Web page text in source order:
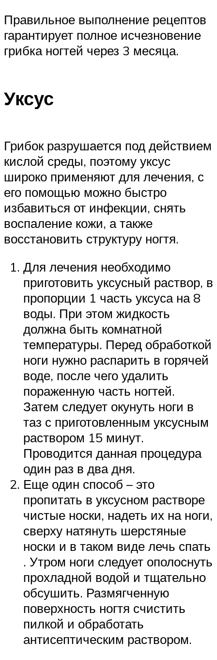
Правильное выполнение рецептов
гарантирует полное исчезновение
грибка ногтей через 3 месяца.
Уксус
Грибок разрушается под действием
кислой среды, поэтому уксус
широко применяют для лечения, с
его помощью можно быстро
избавиться от инфекции, снять
воспаление кожи, а также
восстановить структуру ногтя.
Для лечения необходимо
приготовить уксусный раствор, в
пропорции 1 часть уксуса на 8
воды. При этом жидкость
должна быть комнатной
температуры. Перед обработкой
ноги нужно распарить в горячей
воде, после чего удалить
пораженную часть ногтей.
Затем следует окунуть ноги в
таз с приготовленным уксусным
раствором 15 минут.
Проводится данная процедура
один раз в два дня.
Еще один способ – это
пропитать в уксусном растворе
чистые носки, надеть их на ноги,
сверху натянуть шерстяные
носки и в таком виде лечь спать
. Утром ноги следует ополоснуть
прохладной водой и тщательно
обсушить. Размягченную
поверхность ногтя счистить
пилкой и обработать
антисептическим раствором.